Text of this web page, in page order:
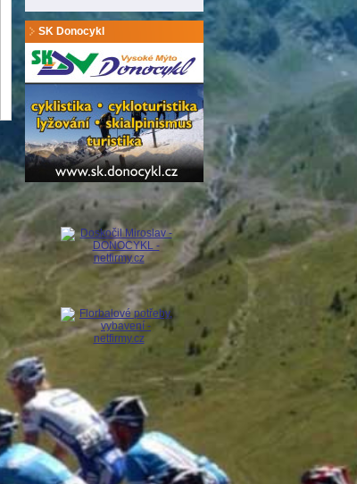
SK Donocykl